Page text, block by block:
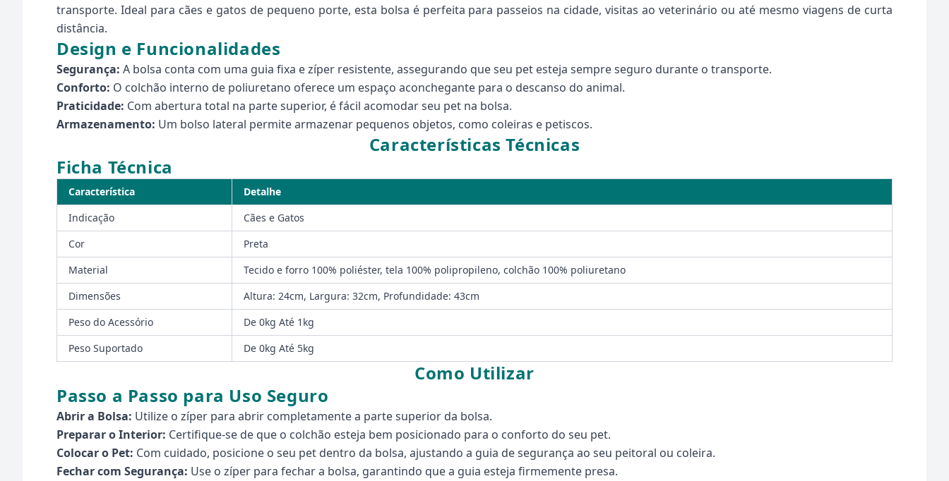
transporte. Ideal para cães e gatos de pequeno porte, esta bolsa é perfeita para passeios na cidade, visitas ao veterinário ou até mesmo viagens de curta
distância.
Design e Funcionalidades
Segurança: A bolsa conta com uma guia fixa e zíper resistente, assegurando que seu pet esteja sempre seguro durante o transporte.
Conforto: O colchão interno de poliuretano oferece um espaço aconchegante para o descanso do animal.
Praticidade: Com abertura total na parte superior, é fácil acomodar seu pet na bolsa.
Armazenamento: Um bolso lateral permite armazenar pequenos objetos, como coleiras e petiscos.
Características Técnicas
Ficha Técnica
Característica
Detalhe
Indicação
Cães e Gatos
Cor
Preta
Material
Tecido e forro 100% poliéster, tela 100% polipropileno, colchão 100% poliuretano
Dimensões
Altura: 24cm, Largura: 32cm, Profundidade: 43cm
Peso do Acessório
De 0kg Até 1kg
Peso Suportado
De 0kg Até 5kg
Como Utilizar
Passo a Passo para Uso Seguro
Abrir a Bolsa: Utilize o zíper para abrir completamente a parte superior da bolsa.
Preparar o Interior: Certifique-se de que o colchão esteja bem posicionado para o conforto do seu pet.
Colocar o Pet: Com cuidado, posicione o seu pet dentro da bolsa, ajustando a guia de segurança ao seu peitoral ou coleira.
Fechar com Segurança: Use o zíper para fechar a bolsa, garantindo que a guia esteja firmemente presa.